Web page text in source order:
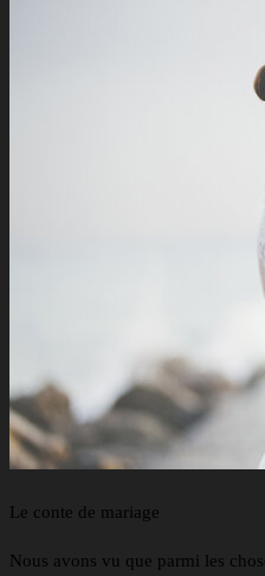
Le conte de mariage
Nous avons vu que parmi les